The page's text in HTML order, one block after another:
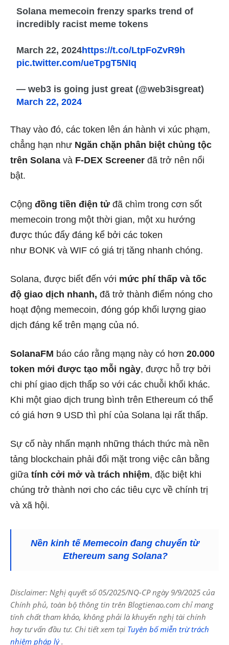
Solana memecoin frenzy sparks trend of
incredibly racist meme tokens
March 22, 2024https://t.co/LtpFoZvR9h
pic.twitter.com/ueTpgT5NIq
— web3 is going just great (@web3isgreat)
March 22, 2024
Thay vào đó, các token lên án hành vi xúc phạm,
chẳng hạn như Ngăn chặn phân biệt chủng tộc
trên Solana và F-DEX Screener đã trở nên nổi
bật.
Cộng đồng tiền điện tử đã chìm trong cơn sốt
memecoin trong một thời gian, một xu hướng
được thúc đẩy đáng kể bởi các token
như BONK và WIF có giá trị tăng nhanh chóng.
Solana, được biết đến với mức phí thấp và tốc
độ giao dịch nhanh, đã trở thành điểm nóng cho
hoạt động memecoin, đóng góp khối lượng giao
dịch đáng kể trên mạng của nó.
SolanaFM báo cáo rằng mạng này có hơn 20.000
token mới được tạo mỗi ngày, được hỗ trợ bởi
chi phí giao dịch thấp so với các chuỗi khối khác.
Khi một giao dịch trung bình trên Ethereum có thể
có giá hơn 9 USD thì phí của Solana lại rất thấp.
Sự cố này nhấn mạnh những thách thức mà nền
tảng blockchain phải đối mặt trong việc cân bằng
giữa tính cởi mở và trách nhiệm, đặc biệt khi
chúng trở thành nơi cho các tiêu cực về chính trị
và xã hội.
Nền kinh tế Memecoin đang chuyển từ
Ethereum sang Solana?
Disclaimer: Nghị quyết số 05/2025/NQ-CP ngày 9/9/2025 của
Chính phủ, toàn bộ thông tin trên Blogtienao.com chỉ mang
tính chất tham khảo, không phải là khuyến nghị tài chính
hay tư vấn đầu tư. Chi tiết xem tại Tuyên bố miễn trừ trách
nhiệm pháp lý.